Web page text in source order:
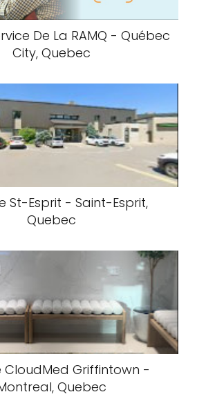
De La RAMQ - Québec
City, Quebec
St-Esprit - Saint-Esprit,
Quebec
CloudMed Griffintown -
Quebec